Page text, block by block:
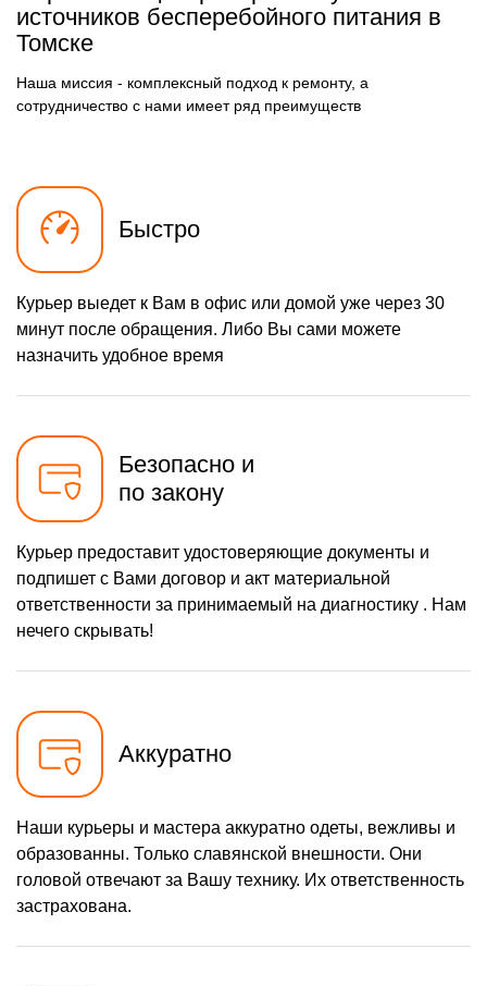
источников бесперебойного питания в
Томске
Наша миссия - комплексный подход к ремонту, а
сотрудничество с нами имеет ряд преимуществ
Быстро
Курьер выедет к Вам в офис или домой уже через 30
минут после обращения. Либо Вы сами можете
назначить удобное время
Безопасно и
по закону
Курьер предоставит удостоверяющие документы и
подпишет с Вами договор и акт материальной
ответственности за принимаемый на диагностику . Нам
нечего скрывать!
Аккуратно
Наши курьеры и мастера аккуратно одеты, вежливы и
образованны. Только славянской внешности. Они
головой отвечают за Вашу технику. Их ответственность
застрахована.